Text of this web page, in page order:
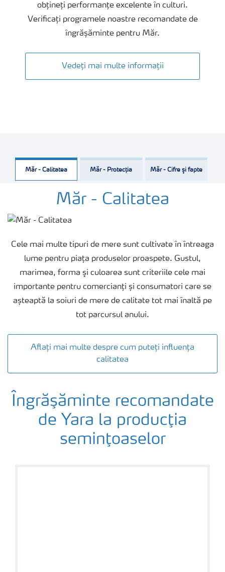
obțineți performanțe excelente în culturi.
Verificați programele noastre recomandate de
îngrășăminte pentru Măr.
Vedeți mai multe informații
Măr - Calitatea Măr - Protecția Măr - Cifre şi fapte
Măr - Calitatea
Cele mai multe tipuri de mere sunt cultivate în întreaga
lume pentru piața produselor proaspete. Gustul,
marimea, forma şi culoarea sunt criteriile cele mai
importante pentru comercianți și consumatori care se
așteaptă la soiuri de mere de calitate tot mai înaltă pe
tot parcursul anului.
Aflați mai multe despre cum puteți influența
calitatea
Îngrăşăminte recomandate
de Yara la producţia
seminţoaselor